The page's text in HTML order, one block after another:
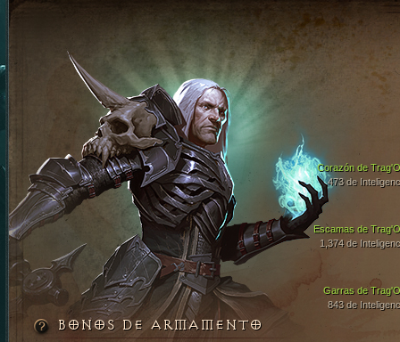
Escamas de
1,374 de
Garras de
843 de
Corazón de
473 de
BONOS DE ARMAMENTO